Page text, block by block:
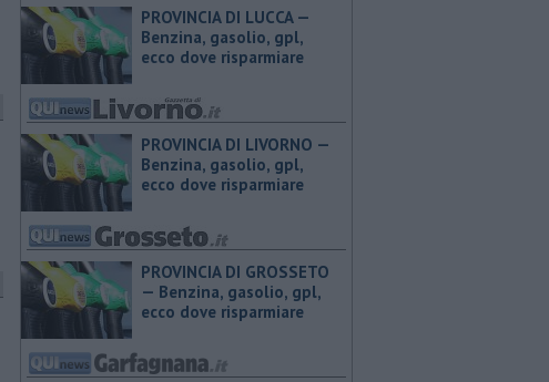
PROVINCIA DI LUCCA — ​
Benzina, gasolio, gpl,
ecco dove risparmiare
PROVINCIA DI LIVORNO — ​
Benzina, gasolio, gpl,
ecco dove risparmiare
PROVINCIA DI GROSSETO
— ​Benzina, gasolio, gpl,
ecco dove risparmiare